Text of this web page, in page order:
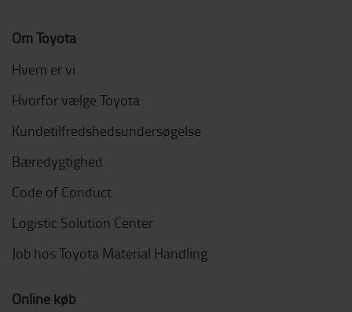
Om Toyota
Hvem er vi
Hvorfor vælge Toyota
Kundetilfredshedsundersøgelse
Bæredygtighed
Code of Conduct
Logistic Solution Center
Job hos Toyota Material Handling
Online køb